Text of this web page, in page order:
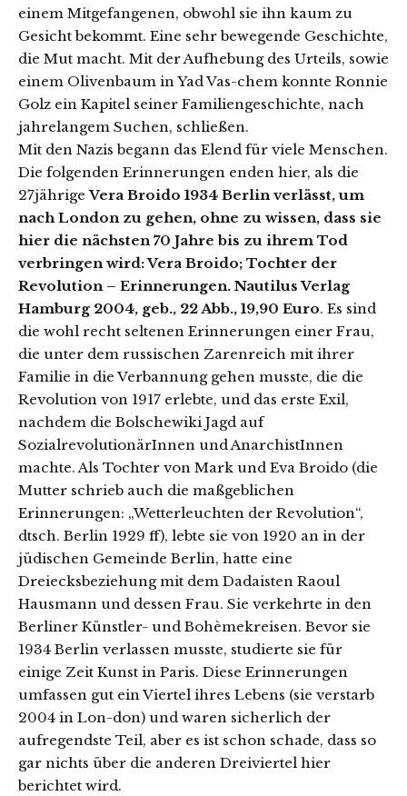
einem Mitgefangenen, obwohl sie ihn kaum zu
Gesicht bekommt. Eine sehr bewegende Geschichte,
die Mut macht. Mit der Aufhebung des Urteils, sowie
einem Olivenbaum in Yad Vas-chem konnte Ronnie
Golz ein Kapitel seiner Familiengeschichte, nach
jahrelangem Suchen, schließen.
Mit den Nazis begann das Elend für viele Menschen.
Die folgenden Erinnerungen enden hier, als die
27jährigeVera Broido 1934 Berlin verlässt, um
nach London zu gehen, ohne zu wissen, dass sie
hier die nächsten 70 Jahre bis zu ihrem Tod
verbringen wird: Vera Broido; Tochter der
Revolution – Erinnerungen. Nautilus Verlag
Hamburg 2004, geb., 22 Abb., 19,90 Euro. Es sind
die wohl recht seltenen Erinnerungen einer Frau,
die unter dem russischen Zarenreich mit ihrer
Familie in die Verbannung gehen musste, die die
Revolution von 1917 erlebte, und das erste Exil,
nachdem die Bolschewiki Jagd auf
SozialrevolutionärInnen und AnarchistInnen
machte. Als Tochter von Mark und Eva Broido (die
Mutter schrieb auch die maßgeblichen
Erinnerungen: „Wetterleuchten der Revolution“,
dtsch. Berlin 1929 ff), lebte sie von 1920 an in der
jüdischen Gemeinde Berlin, hatte eine
Dreiecksbeziehung mit dem Dadaisten Raoul
Hausmann und dessen Frau. Sie verkehrte in den
Berliner Künstler- und Bohèmekreisen. Bevor sie
1934 Berlin verlassen musste, studierte sie für
einige Zeit Kunst in Paris. Diese Erinnerungen
umfassen gut ein Viertel ihres Lebens (sie verstarb
2004 in Lon-don) und waren sicherlich der
aufregendste Teil, aber es ist schon schade, dass so
gar nichts über die anderen Dreiviertel hier
berichtet wird.